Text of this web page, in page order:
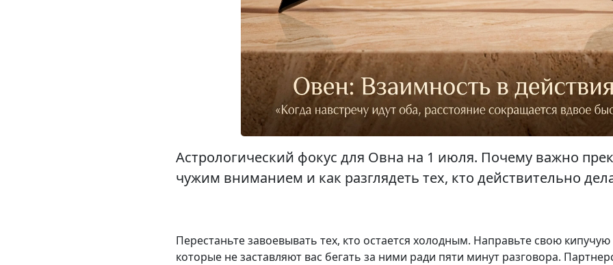
Астрологический фокус для Овна на 1 июля. Почему важно
чужим вниманием и как разглядеть тех, кто действительно
Перестаньте завоевывать тех, кто остается холодным. Направьте свою
которые не заставляют вас бегать за ними ради пяти минут разговора.